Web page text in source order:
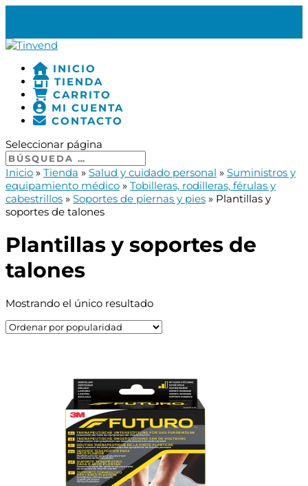
INICIO
TIENDA
CARRITO
MI CUENTA
CONTACTO
Seleccionar página
Inicio » Tienda » Salud y cuidado personal » Suministros y
equipamiento médico » Tobilleras, rodilleras, férulas y
cabestrillos » Soportes de piernas y pies » Plantillas y
soportes de talones
Plantillas y soportes de
talones
Mostrando el único resultado